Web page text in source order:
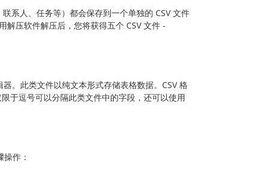
系人、任务等）都会保存到一个单独的 CSV 文件
解压软件解压后，您将获得五个 CSV 文件 -
。此类文件以纯文本形式存储表格数据。CSV 格
于逗号可以分隔此类文件中的字段，还可以使用
作：